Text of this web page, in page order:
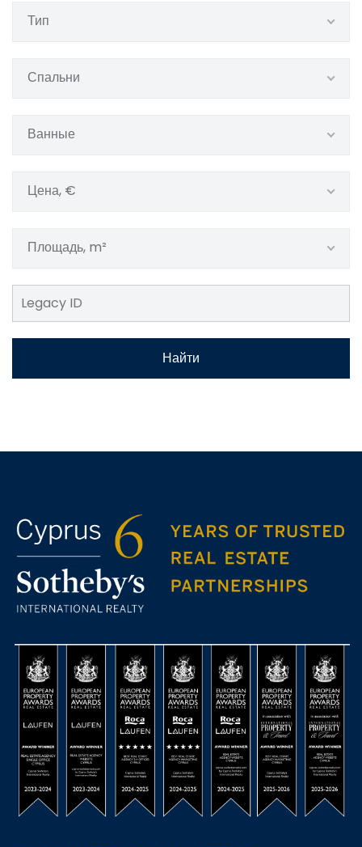
Тип
Спальни
Ванные
Цена, €
Площадь, m²
Найти